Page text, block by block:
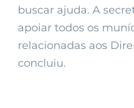
buscar ajuda. A
apoiar todos os
relacionadas aos
concluiu.